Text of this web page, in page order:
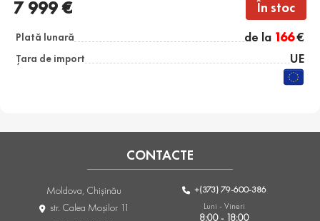
7 999 € În stoc
Plată lunară de la 166€
Țara de import UE
CONTACTE
Moldova, Chişinău
str. Calea Moşilor 11
+(373) 79-600-386
Luni - Vineri
8:00 - 18:00